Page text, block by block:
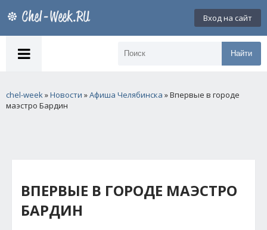
Вход на сайт
Найти
chel-week»Новости »Афиша Челябинска » Впервые в городе
маэстро Бардин
ВПЕРВЫЕ В ГОРОДЕ МАЭСТРО
БАРДИН